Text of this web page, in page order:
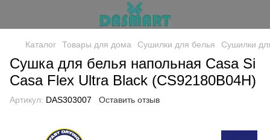
Каталог Товары для дома Сушилки для белья Сушилки
Сушка для белья напольная Casa Si
Casa Flex Ultra Black (CS92180B04H)
Артикул: DAS303007 Оставить отзыв